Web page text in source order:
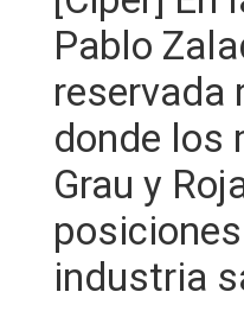
Pablo
reservada
donde los
Grau y
industria